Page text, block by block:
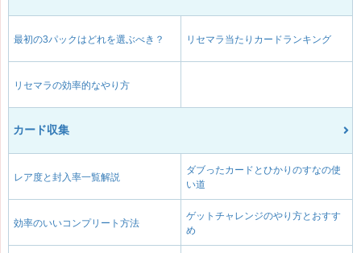
最初の3パックはどれを選ぶべき？ リセマラ当たりカードランキング
リセマラの効率的なやり方
カード収集
レア度と封入率一覧解説
ダブったカードとひかりのすなの使
い道
効率のいいコンプリート方法
ゲットチャレンジのやり方とおすす
め